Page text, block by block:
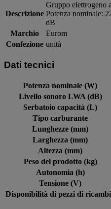
Descrizione
Gruppo elettrogeno
Potenza nominale:
dB
Marchio
Eurom
Confezione unità
Dati tecnici
Potenza nominale (W)
Livello sonoro LWA (dB)
Serbatoio capacità (L)
Tipo carburante
Lunghezze (mm)
Larghezza (mm)
Altezza (mm)
Peso del prodotto (kg)
Autonomia (h)
Tensione (V)
Disponibilità di pezzi di